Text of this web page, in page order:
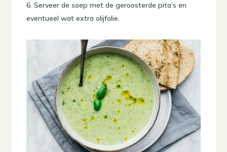
Serveer de soep met de geroosterde pita’s en
eventueel wat extra olijfolie.